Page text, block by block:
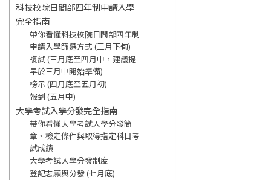
科技校院日間部四年制申請入學
完全指南
帶你看懂科技校院日間部四年制
申請入學篩選方式 (三月下旬)
複試 (三月底至四月中，建議提
早於三月中開始準備)
榜示 (四月底至五月初)
報到 (五月中)
大學考試入學分發完全指南
帶你看懂大學考試入學分發簡
章、檢定條件與取得指定科目考
試成績
大學考試入學分發制度
登記志願與分發 (七月底)